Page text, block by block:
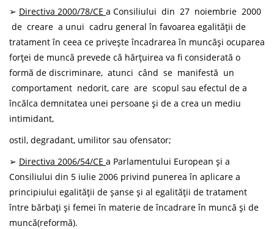
➢ Directiva 2000/78/CE a Consiliului din 27 noiembrie 2000
de creare a unui cadru general în favoarea egalității de
tratament în ceea ce privește încadrarea în muncăși ocuparea
forței de muncă prevede că hărțuirea va fi considerată o
formă de discriminare, atunci când se manifestă un
comportament nedorit, care are scopul sau efectul de a
încălca demnitatea unei persoane și de a crea un mediu
intimidant,
ostil, degradant, umilitor sau ofensator;
➢ Directiva 2006/54/CE a Parlamentului European și a
Consiliului din 5 iulie 2006 privind punerea în aplicare a
principiului egalității de șanse și al egalității de tratament
între bărbați și femei în materie de încadrare în muncă și de
muncă(reformă).